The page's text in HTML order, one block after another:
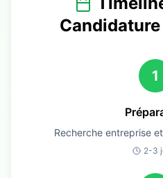
Candidature
1
Recherche entreprise
2-3